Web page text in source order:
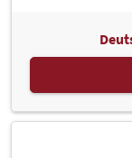
Dipl.-Rest. Sven
Frankfurt